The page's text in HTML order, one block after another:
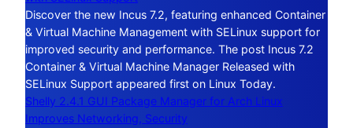
Discover the new Incus 7.2, featuring enhanced Container
& Virtual Machine Management with SELinux support for
improved security and performance. The post Incus 7.2
Container & Virtual Machine Manager Released with
SELinux Support appeared first on Linux Today.
Shelly 2.4.1 GUI Package Manager for Arch Linux
Improves Networking, Security